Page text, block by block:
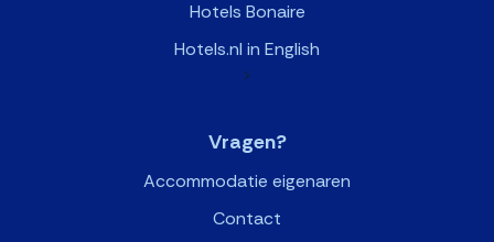
Hotels Bonaire
Hotels.nl in English
>
Vragen?
Accommodatie eigenaren
Contact